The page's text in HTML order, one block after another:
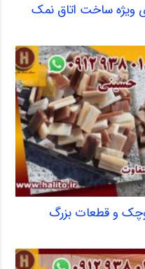
ویژه ساخت اتاق نمک
و قطعات بزرگ